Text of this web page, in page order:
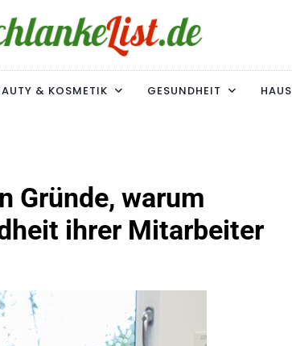
SIE SIND NICHT ALLEIN!
& KOSMETIK GESUNDHEIT
Gründe, warum
ihrer Mitarbeiter